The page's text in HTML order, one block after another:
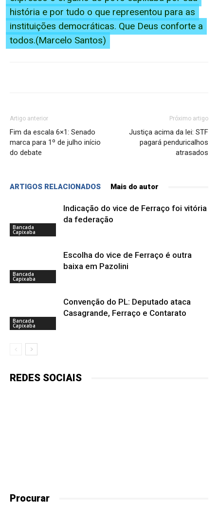
história e por tudo o que representou para as
instituições democráticas. Que Deus conforte a
todos.(Marcelo Santos)
Artigo anterior
Fim da escala 6×1: Senado
marca para 1º de julho início
do debate
Próximo artigo
Justiça acima da lei: STF
pagará penduricalhos
atrasados
ARTIGOS RELACIONADOS Mais do autor
Bancada
Capixaba
Indicação do vice de Ferraço foi vitória
da federação
Bancada
Capixaba
Escolha do vice de Ferraço é outra
baixa em Pazolini
Bancada
Capixaba
Convenção do PL: Deputado ataca
Casagrande, Ferraço e Contarato
REDES SOCIAIS
Procurar